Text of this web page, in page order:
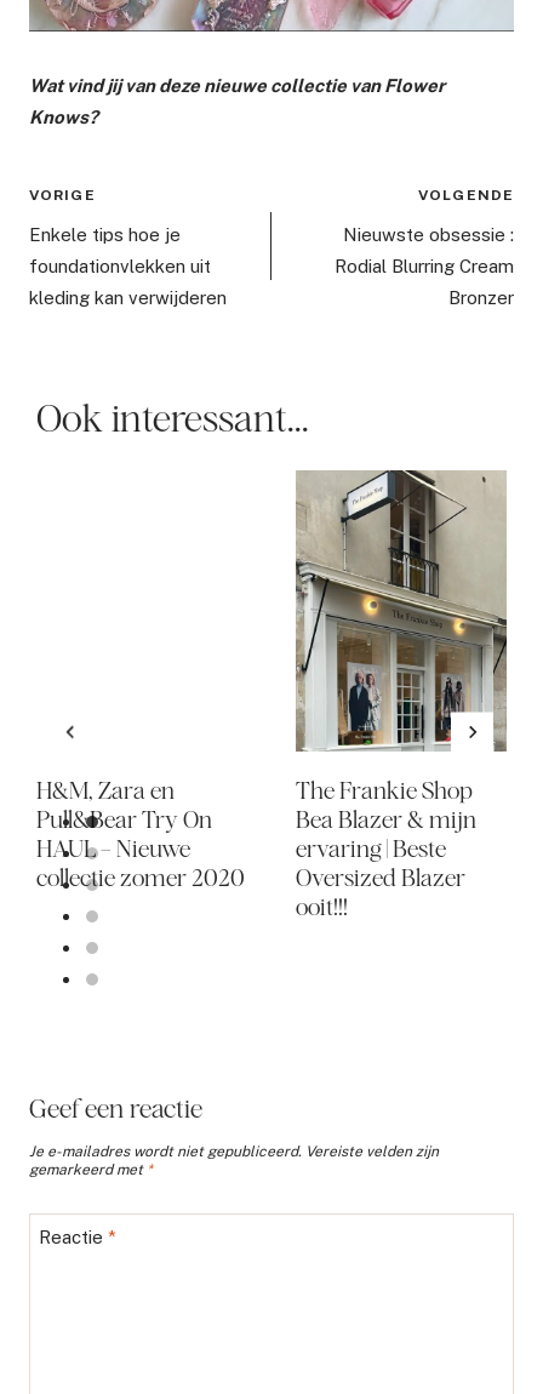
Wat vind jij van deze nieuwe collectie van Flower
Knows?
Bericht
navigatie
VORIGE
Enkele tips hoe je
foundationvlekken uit
kleding kan verwijderen
VOLGENDE
Nieuwste obsessie :
Rodial Blurring Cream
Bronzer
Ook interessant...
H&M, Zara en
Pull&Bear Try On
HAUL – Nieuwe
collectie zomer 2020
The Frankie Shop
Bea Blazer & mijn
ervaring | Beste
Oversized Blazer
ooit!!!
Geef een reactie
Je e-mailadres wordt niet gepubliceerd. Vereiste velden zijn
gemarkeerd met *
Reactie *